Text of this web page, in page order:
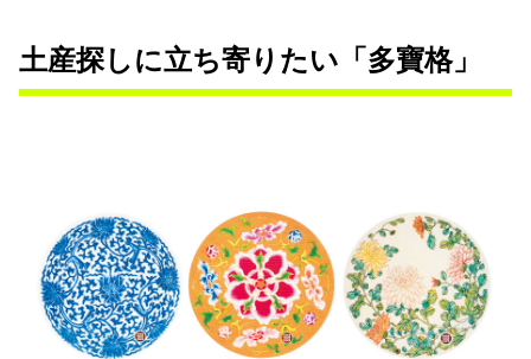
土産探しに立ち寄りたい「多寶格」